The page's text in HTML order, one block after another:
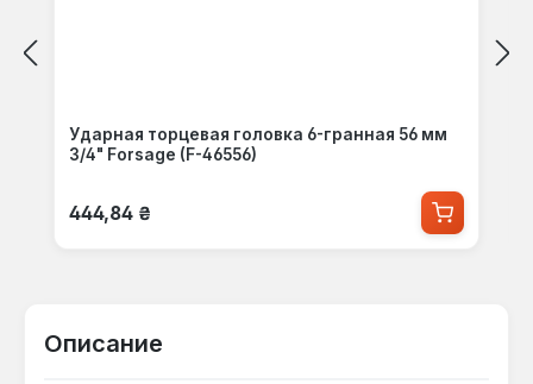
Ударная торцевая головка 6-гранная 56 мм
3/4" Forsage (F-46556)
Обычная цена:
444,84 ₴
Описание